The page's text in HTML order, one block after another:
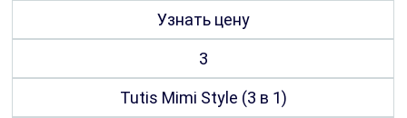
Узнать цену
3
Tutis Mimi Style (3 в 1)